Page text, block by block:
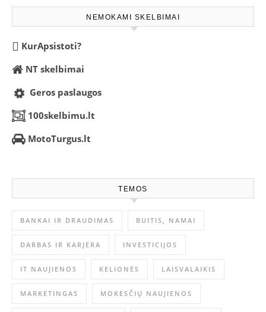
NEMOKAMI SKELBIMAI
KurApsistoti?
NT skelbimai
Geros paslaugos
100skelbimu.lt
MotoTurgus.lt
TEMOS
BANKAI IR DRAUDIMAS BUITIS, NAMAI
DARBAS IR KARJERA INVESTICIJOS
IT NAUJIENOS KELIONĖS LAISVALAIKIS
MARKETINGAS MOKESČIŲ NAUJIENOS